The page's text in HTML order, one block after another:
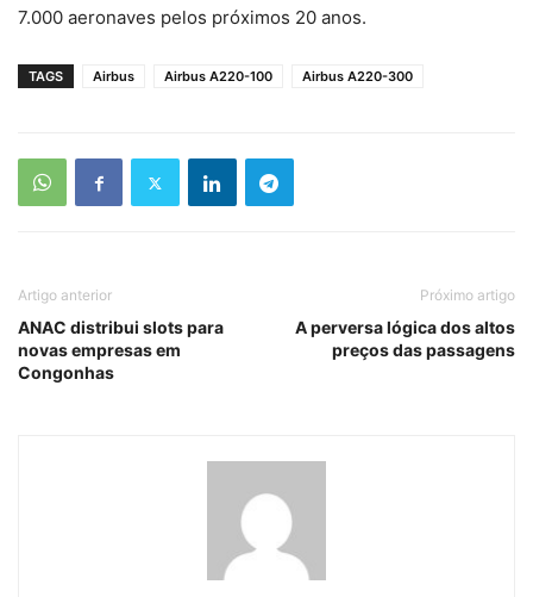
7.000 aeronaves pelos próximos 20 anos.
TAGS Airbus Airbus A220-100 Airbus A220-300
Artigo anterior
ANAC distribui slots para
novas empresas em
Congonhas
Próximo artigo
A perversa lógica dos altos
preços das passagens